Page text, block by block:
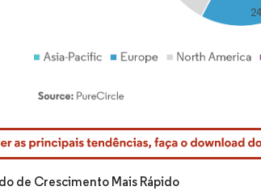
O reuso requer atribuição conforme CC BY 4.0.
de Crescimento Mais Rápido